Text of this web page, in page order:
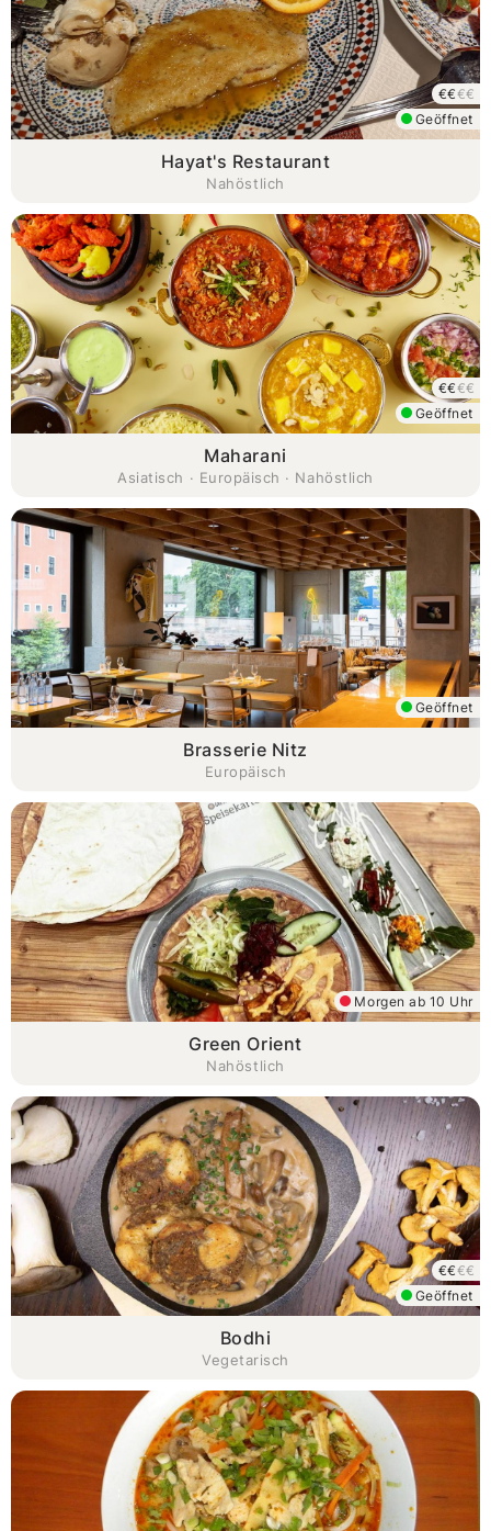
Hayat's Restaurant
Nahöstlich
Geöffnet
€€€€
Maharani
Asiatisch · Europäisch · Nahöstlich
Geöffnet
€€€€
Brasserie Nitz
Europäisch
Geöffnet
Green Orient
Nahöstlich
Morgen ab 10 Uhr
Bodhi
Vegetarisch
Geöffnet
€€€€